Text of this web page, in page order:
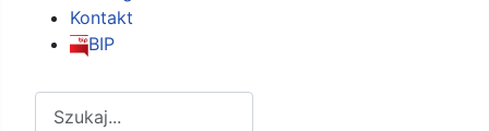
Kontakt
BIP